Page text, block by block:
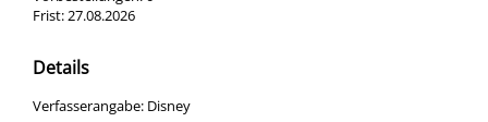
Frist:27.08.2026
Details
Suche nach diesem Verfasser
Verfasserangabe: Disney